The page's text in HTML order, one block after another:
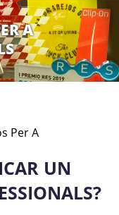
A
Per A
UN